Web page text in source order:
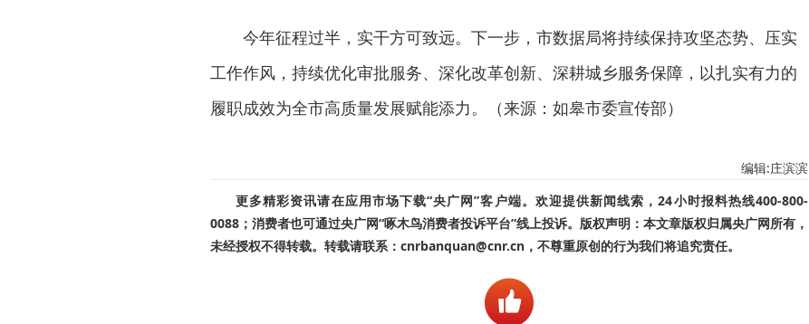
今年征程过半，实干方可致远。下一步，市数据局将持续保持攻坚态势、压实
工作作风，持续优化审批服务、深化改革创新、深耕城乡服务保障，以扎实有力的
履职成效为全市高质量发展赋能添力。（来源：如皋市委宣传部）
编辑:庄滨滨
更多精彩资讯请在应用市场下载“央广网”客户端。欢迎提供新闻线索，24小时报料热线400-800-
0088；消费者也可通过央广网“啄木鸟消费者投诉平台”线上投诉。版权声明：本文章版权归属央广网所有，
未经授权不得转载。转载请联系：cnrbanquan@cnr.cn，不尊重原创的行为我们将追究责任。